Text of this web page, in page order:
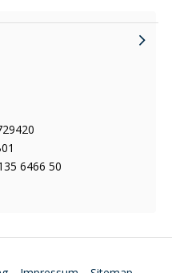
6466 50